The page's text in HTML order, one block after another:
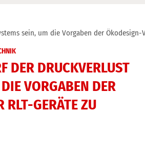
sein, um die Vorgaben der
DRUCKVERLUST E
VORGABEN DER Ö
GERÄTE ZU E